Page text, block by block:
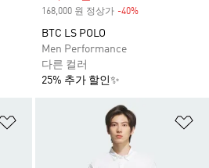
168,000 원 정상가 -40%
BTC LS POLO
Men Performance
다른 컬러
25% 추가 할인✨
위시리스트 담기